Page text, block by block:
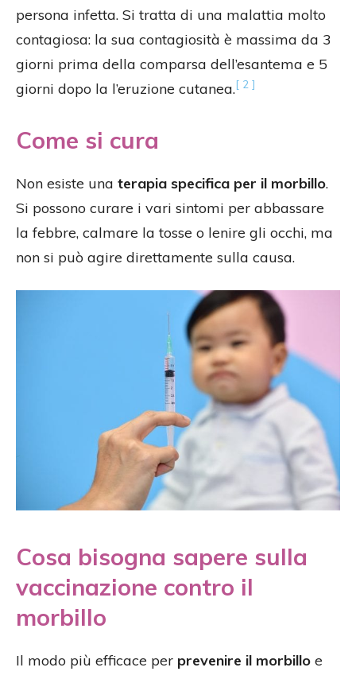
persona infetta. Si tratta di una malattia molto
contagiosa: la sua contagiosità è massima da 3
giorni prima della comparsa dell’esantema e 5
giorni dopo la l’eruzione cutanea.[ 2 ]
Come si cura
Non esiste una terapia specifica per il morbillo.
Si possono curare i vari sintomi per abbassare
la febbre, calmare la tosse o lenire gli occhi, ma
non si può agire direttamente sulla causa.
Cosa bisogna sapere sulla
vaccinazione contro il
morbillo
Il modo più efficace per prevenire il morbillo e